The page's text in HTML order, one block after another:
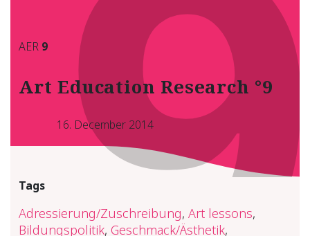
AER 9
Art Education Research °9
16. December 2014
Tags
Adressierung/Zuschreibung, Art lessons,
Bildungspolitik, Geschmack/Ästhetik,